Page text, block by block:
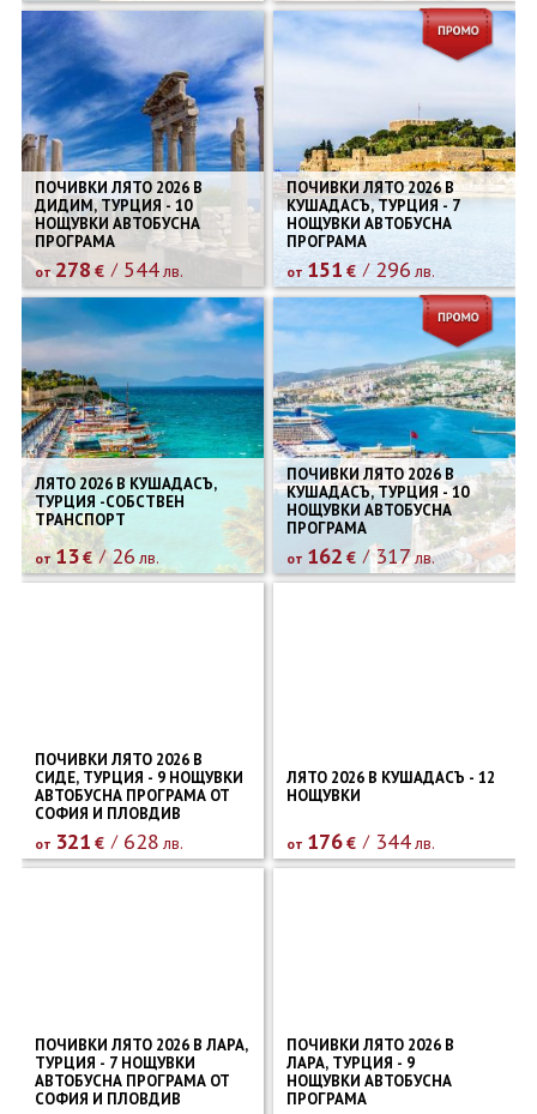
ПОЧИВКИ ЛЯТО 2026 В
ДИДИМ, ТУРЦИЯ - 10
НОЩУВКИ АВТОБУСНА
ПРОГРАМА
от278 € 544лв.
ПОЧИВКИ ЛЯТО 2026 В
КУШАДАСЪ, ТУРЦИЯ - 7
НОЩУВКИ АВТОБУСНА
ПРОГРАМА
от 151 € 296 лв.
ЛЯТО 2026 В КУШАДАСЪ,
ТУРЦИЯ -СОБСТВЕН
ТРАНСПОРТ
от 13€ 26 лв.
ПОЧИВКИ ЛЯТО 2026 В
КУШАДАСЪ, ТУРЦИЯ - 10
НОЩУВКИ АВТОБУСНА
ПРОГРАМА
от 162 € 317лв.
ПОЧИВКИ ЛЯТО 2026 В
СИДЕ, ТУРЦИЯ - 9 НОЩУВКИ
АВТОБУСНА ПРОГРАМА ОТ
СОФИЯ И ПЛОВДИВ
от 321 € 628 лв.
ЛЯТО 2026 В КУШАДАСЪ - 12
НОЩУВКИ
от 176€ 344лв.
ПОЧИВКИ ЛЯТО 2026 В ЛАРА,
ТУРЦИЯ - 7 НОЩУВКИ
АВТОБУСНА ПРОГРАМА ОТ
СОФИЯ И ПЛОВДИВ
ПОЧИВКИ ЛЯТО 2026 В
ЛАРА, ТУРЦИЯ - 9
НОЩУВКИ АВТОБУСНА
ПРОГРАМА